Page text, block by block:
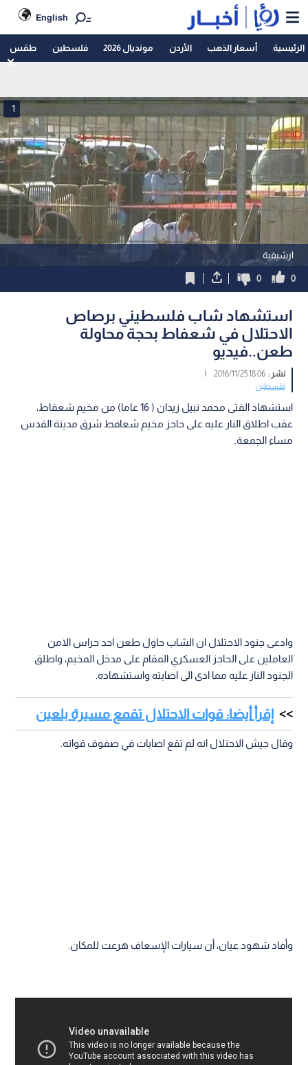
English
الرئيسية أسعار الذهب الأردن مونديال 2026 فلسطين طقس
ارشيفية
1
0
0
استشهاد شاب فلسطيني برصاص
الاحتلال في شعفاط بحجة محاولة
طعن..فيديو
نشر :18:06 2016/11/25
|
فلسطين
استشهاد الفتى محمد نبيل زيدان ( 16 عاما) من مخيم شعفاط،
عقب اطلاق النار عليه على حاجز مخيم شعافط شرق مدينة القدس
مساء الجمعة.
وادعى جنود الاحتلال ان الشاب حاول طعن احد حراس الامن
العاملين على الحاجز العسكري المقام على مدخل المخيم، واطلق
الجنود النار عليه مما ادى الى اصابته واستشهاده.
إقرأ أيضا: قوات الاحتلال تقمع مسيرة بلعين
وقال جيش الاحتلال انه لم تقع اصابات في صفوف قواته.
وأفاد شهود عيان، أن سيارات الإسعاف هرعت للمكان.